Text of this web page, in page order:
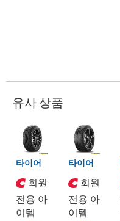
유사 상품
타이어
회원
전용 아
이템
타이어
회원
전용 아
이템